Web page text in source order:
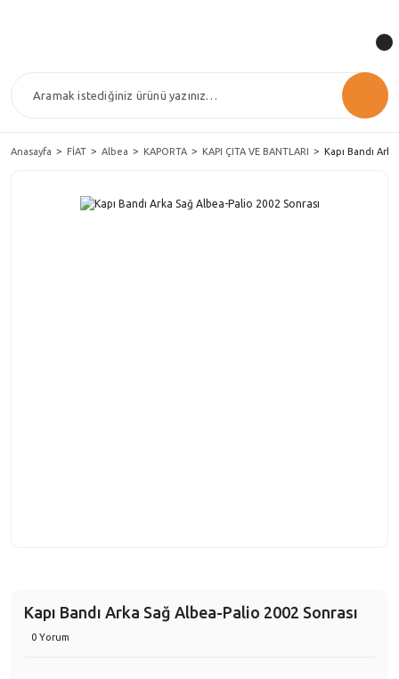
Anasayfa FİAT Albea KAPORTA KAPI ÇITA VE BANTLARI Kapı Bandı
Kapı Bandı Arka Sağ Albea-Palio 2002 Sonrası
0 Yorum